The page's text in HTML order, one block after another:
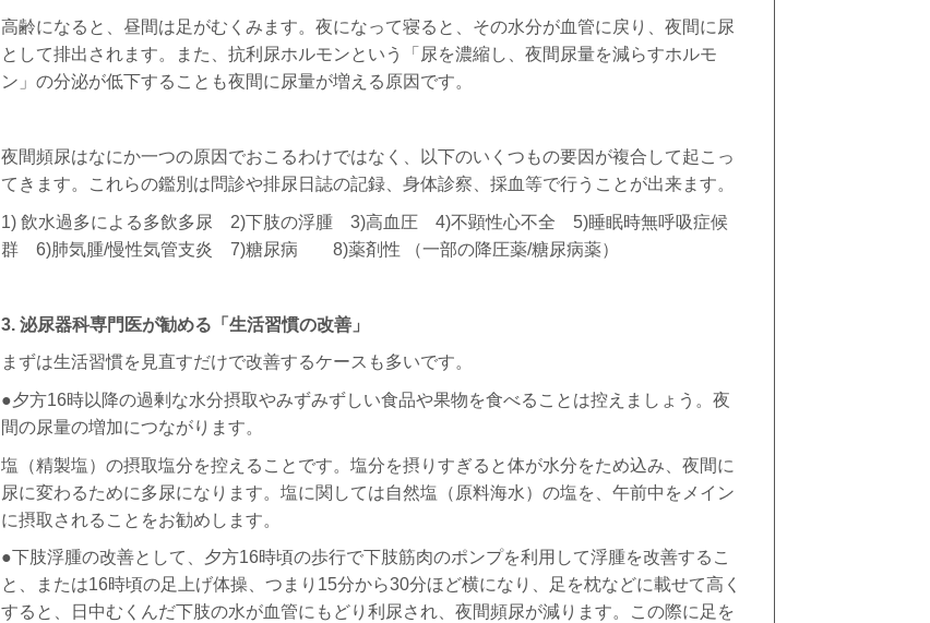
高齢になると、昼間は足がむくみます。夜になって寝ると、その水分が血管に戻り、夜間に尿
として排出されます。また、抗利尿ホルモンという「尿を濃縮し、夜間尿量を減らすホルモ
ン」の分泌が低下することも夜間に尿量が増える原因です。
夜間頻尿はなにか一つの原因でおこるわけではなく、以下のいくつもの要因が複合して起こっ
てきます。これらの鑑別は問診や排尿日誌の記録、身体診察、採血等で行うことが出来ます。
1) 飲水過多による多飲多尿 2)下肢の浮腫 3)高血圧 4)不顕性心不全 5)睡眠時無呼吸症候
群 6)肺気腫/慢性気管支炎 7)糖尿病 8)薬剤性 （一部の降圧薬/糖尿病薬）
3. 泌尿器科専門医が勧める「生活習慣の改善」
まずは生活習慣を見直すだけで改善するケースも多いです。
●夕方16時以降の過剰な水分摂取やみずみずしい食品や果物を食べることは控えましょう。夜
間の尿量の増加につながります。
塩（精製塩）の摂取塩分を控えることです。塩分を摂りすぎると体が水分をため込み、夜間に
尿に変わるために多尿になります。塩に関しては自然塩（原料海水）の塩を、午前中をメイン
に摂取されることをお勧めします。
●下肢浮腫の改善として、夕方16時頃の歩行で下肢筋肉のポンプを利用して浮腫を改善するこ
と、または16時頃の足上げ体操、つまり 15分から30分ほど横になり、足を枕などに載せて高く
すると、日中むくんだ下肢の水が血管にもどり利尿され、夜間頻尿が減ります。この際に足を